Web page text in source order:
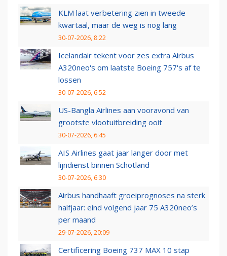
KLM laat verbetering zien in tweede
kwartaal, maar de weg is nog lang
30-07-2026, 8:22
Icelandair tekent voor zes extra Airbus
A320neo's om laatste Boeing 757's af te
lossen
30-07-2026, 6:52
US-Bangla Airlines aan vooravond van
grootste vlootuitbreiding ooit
30-07-2026, 6:45
AIS Airlines gaat jaar langer door met
lijndienst binnen Schotland
30-07-2026, 6:30
Airbus handhaaft groeiprognoses na sterk
halfjaar: eind volgend jaar 75 A320neo’s
per maand
29-07-2026, 20:09
Certificering Boeing 737 MAX 10 stap